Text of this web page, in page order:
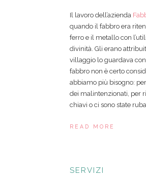
Il lavoro dell’azienda
quando il fabbro era
ferro e il metallo con
divinità. Gli erano
villaggio lo guardava
fabbro non è certo
abbiamo più bisogno:
dei malintenzionati, per
chiavi o ci sono state
READ MORE
SERVIZI